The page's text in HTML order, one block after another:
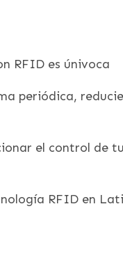
RFID es únivoca
periódica,
el control de
RFID en